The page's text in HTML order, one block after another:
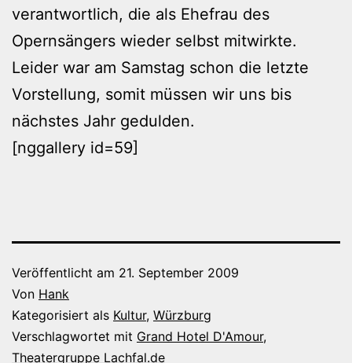
verantwortlich, die als Ehefrau des
Opernsängers wieder selbst mitwirkte.
Leider war am Samstag schon die letzte
Vorstellung, somit müssen wir uns bis
nächstes Jahr gedulden.
[nggallery id=59]
Veröffentlicht am 21. September 2009
Von Hank
Kategorisiert als Kultur, Würzburg
Verschlagwortet mit Grand Hotel D'Amour,
Theatergruppe Lachfal.de